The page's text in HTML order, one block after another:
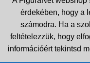
érdekében, hogy a
számodra. Ha a
feltételezzük, hogy
információért tekintsd